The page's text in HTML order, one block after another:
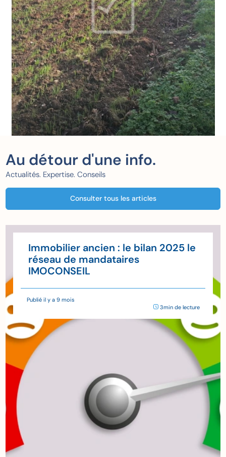
Au détour d'une info.
Actualités. Expertise. Conseils
Consulter tous les articles
Immobilier ancien : le bilan 2025 le
réseau de mandataires
IMOCONSEIL
Publié il y a 9 mois
3min de lecture